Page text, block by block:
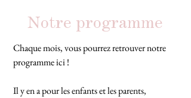
Notre programme
Chaque mois, vous pourrez retrouver notre
programme ici !
Il y en a pour les enfants et les parents,